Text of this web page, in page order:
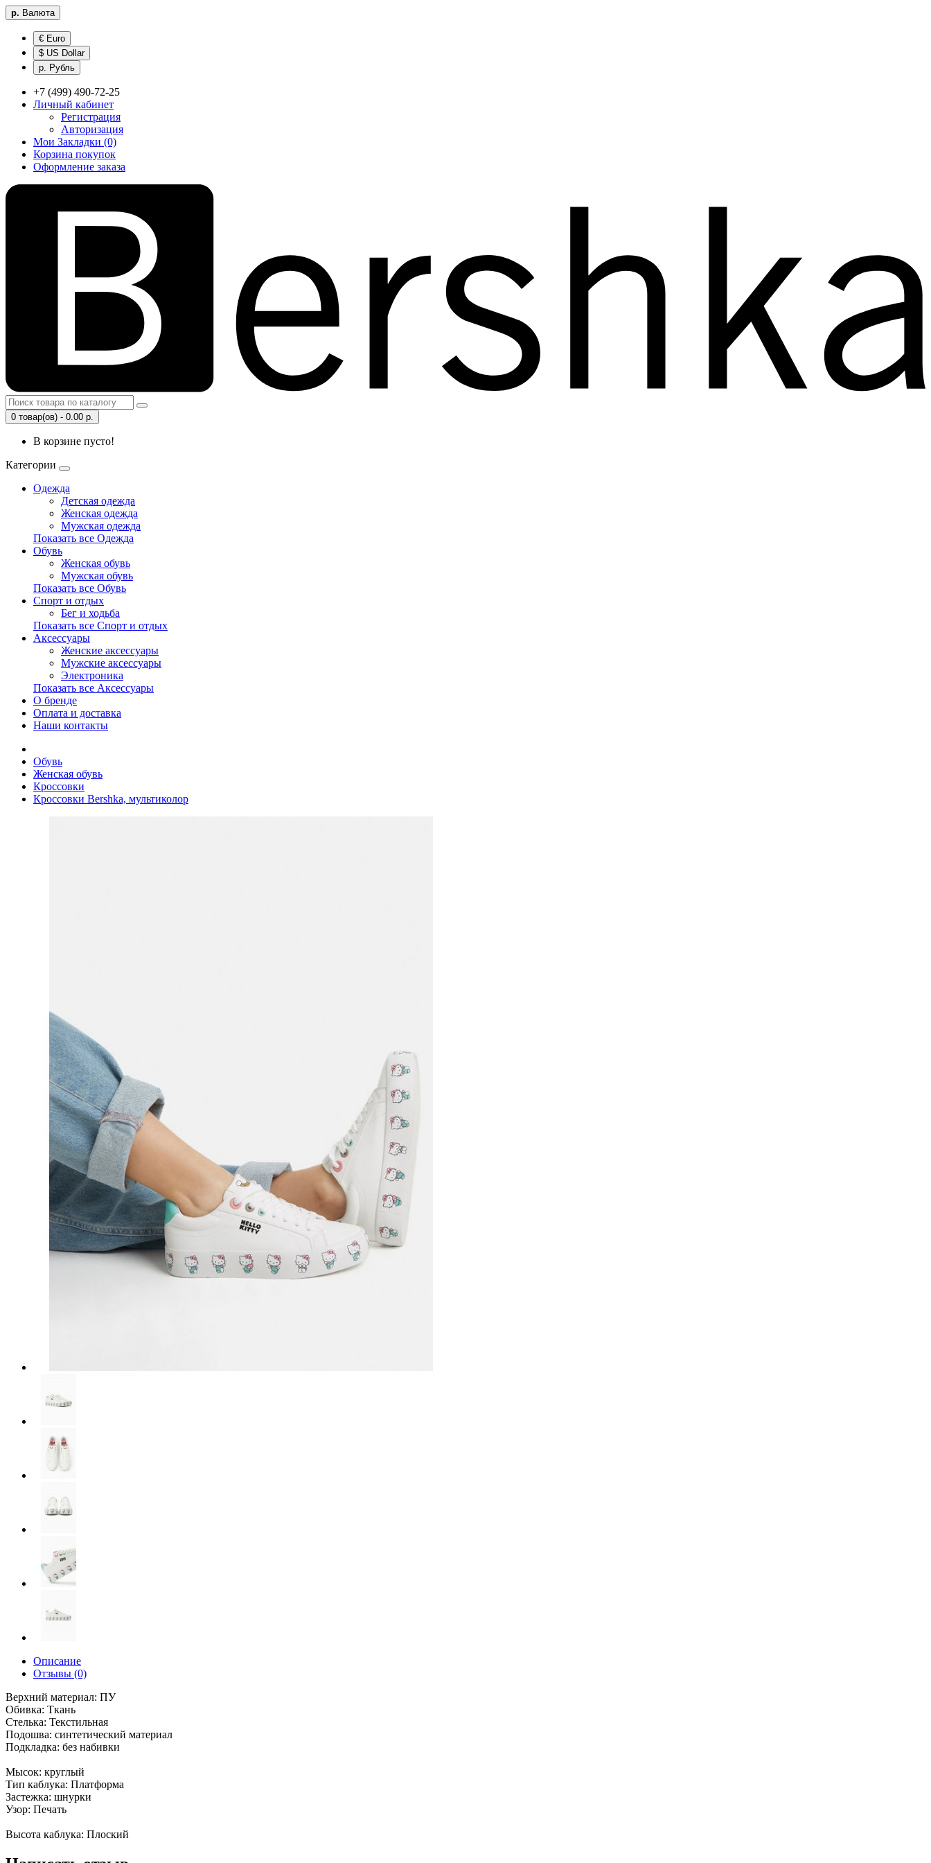
р. Валюта
€ Euro
$ US Dollar
р. Рубль
+7 (499) 490-72-25
Личный кабинет
Регистрация
Авторизация
Мои Закладки (0)
Корзина покупок
Оформление заказа
0 товар(ов) - 0.00 р.
В корзине пусто!
Категории
Одежда
Детская одежда
Женская одежда
Мужская одежда
Показать все Одежда
Обувь
Женская обувь
Мужская обувь
Показать все Обувь
Спорт и отдых
Бег и ходьба
Показать все Спорт и отдых
Аксессуары
Женские аксессуары
Мужские аксессуары
Электроника
Показать все Аксессуары
О бренде
Оплата и доставка
Наши контакты
Обувь
Женская обувь
Кроссовки
Кроссовки Bershka, мультиколор
Описание
Отзывы (0)
Верхний материал: ПУ
Обивка: Ткань
Стелька: Текстильная
Подошва: синтетический материал
Подкладка: без набивки
Мысок: круглый
Тип каблука: Платформа
Застежка: шнурки
Узор: Печать
Высота каблука: Плоский